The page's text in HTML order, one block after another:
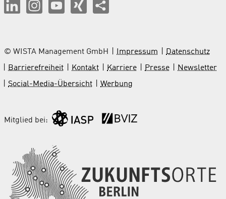
© WISTA Management GmbH Impressum
Datenschutz
Barrierefreiheit
Kontakt Karriere Presse
Newsletter
Social-Media-Übersicht
Werbung
Mitglied bei: